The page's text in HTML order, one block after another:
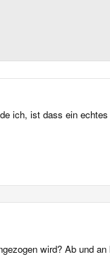
ich, ist dass ein
wird? Ab und